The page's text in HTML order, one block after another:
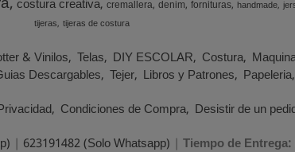
costura creativa cremallera denim fornituras handmade
tijeras tijeras de costura
& Vinilos Telas DIY ESCOLAR Costura
Descargables Tejer Libros y Patrones Papeleria
Condiciones de Compra Desistir de un
| 623191482 (Solo Whatsapp) | Tiempo de Entrega: